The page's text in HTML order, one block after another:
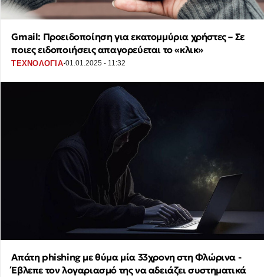
Gmail: Προειδοποίηση για εκατομμύρια χρήστες – Σε
ποιες ειδοποιήσεις απαγορεύεται το «κλικ»
ΤΕΧΝΟΛΟΓΙΑ·01.01.2025 - 11:32
Απάτη phishing με θύμα μία 33χρονη στη Φλώρινα -
Έβλεπε τον λογαριασμό της να αδειάζει συστηματικά